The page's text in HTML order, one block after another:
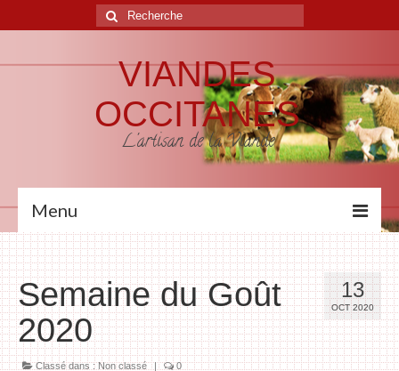
VIANDES
OCCITANES
L'artisan de la Viande
Menu
Accueil
L’Entreprise
Notre Métier
13
OCT 2020
Semaine du Goût
2020
Classé dans :Non classé | 0